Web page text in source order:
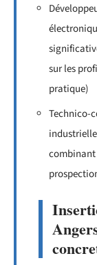
sur les
pratique)
Technico-